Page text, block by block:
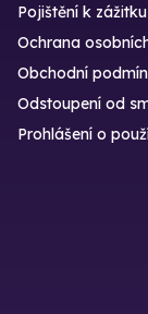
Pojištění k zážitku
Ochrana
Obchodní
Odstoupení od
Prohlášení o